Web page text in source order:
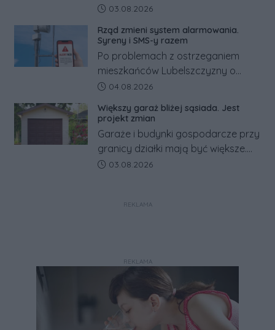
za granicą, gdzie bywa nawet
Co się dzieje?
Data dodania artykułu:
03.08.2026
Rząd zmieni system alarmowania.
Syreny i SMS-y razem
Po problemach z ostrzeganiem
mieszkańców Lubelszczyzny o
rosyjskim zagrożeniu rząd
alarmowych, alertów RCB i aplikacji
w jeden system.
Data dodania artykułu:
04.08.2026
Większy garaż bliżej sąsiada. Jest
projekt zmian
Garaże i budynki gospodarcze przy
granicy działki mają być większe.
Projekt zaostrza też zasady
Data dodania artykułu:
03.08.2026
REKLAMA
REKLAMA